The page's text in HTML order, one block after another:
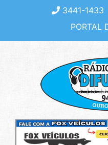
3441-1433
PORTAL